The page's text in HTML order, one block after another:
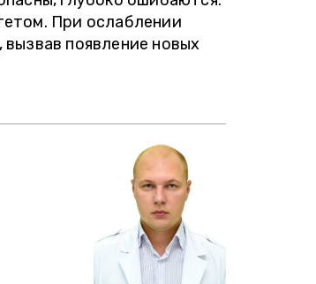
и 2-недельное
могу
со сроками, не с
При ослаблении
появление новых